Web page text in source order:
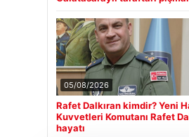
05/08/2026
Rafet Dalkıran kimdir? Yeni
Kuvvetleri Komutanı Rafet
hayatı